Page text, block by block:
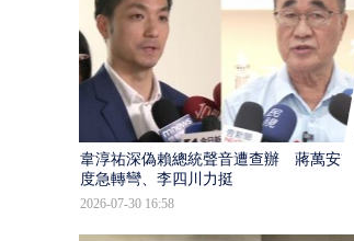
韋淳祐深偽賴總統聲音遭查辦 蔣萬安態
度急轉彎、李四川力挺
2026-07-30 16:58